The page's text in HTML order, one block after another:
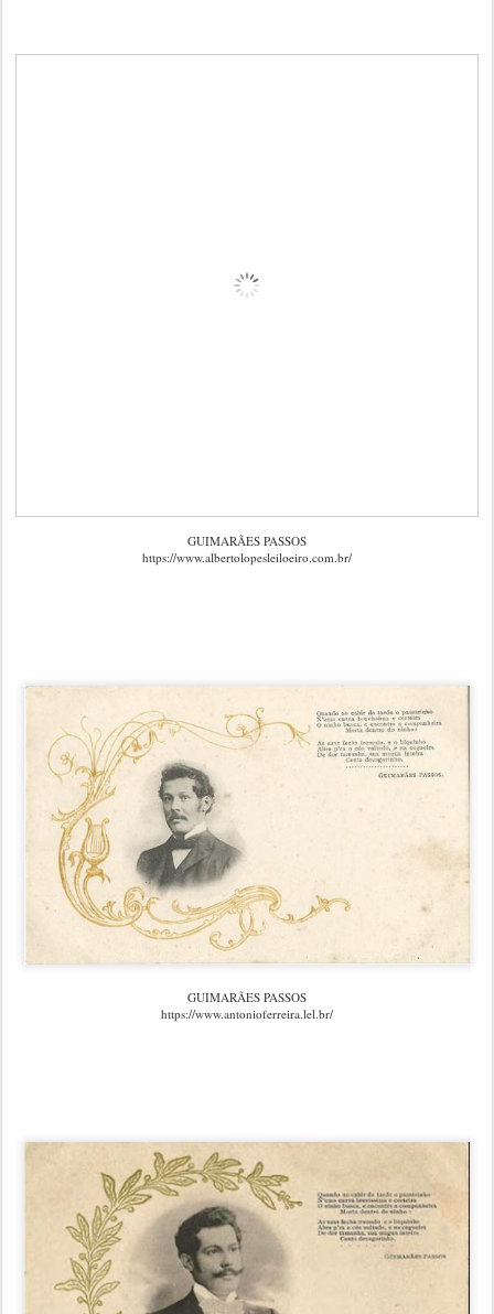
GUIMARÃES PASSOS
https://www.albertolopesleiloeiro.com.br/
GUIMARÃES PASSOS
https://www.antonioferreira.lel.br/